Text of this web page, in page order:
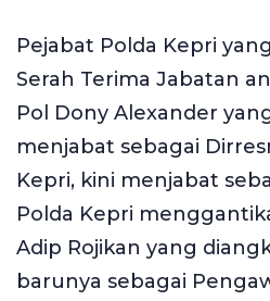
Pejabat Polda Kepri
Serah Terima Jabatan
Pol Dony Alexander
menjabat sebagai
Kepri, kini menjabat
Polda Kepri
Adip Rojikan yang
barunya sebagai